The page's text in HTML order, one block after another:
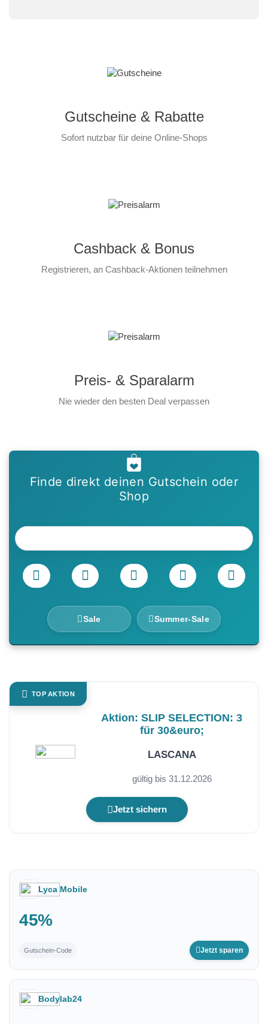
Gutscheine & Rabatte
Sofort nutzbar für deine Online-Shops
Cashback & Bonus
Registrieren, an Cashback-Aktionen teilnehmen
Preis- & Sparalarm
Nie wieder den besten Deal verpassen
Finde direkt deinen Gutschein oder
Shop
Sale Summer-Sale
TOP AKTION
Aktion: SLIP SELECTION: 3
für 30&euro;
LASCANA
gültig bis 31.12.2026
Jetzt sichern
Lyca Mobile
45%
Gutschein-Code Jetzt sparen
Bodylab24